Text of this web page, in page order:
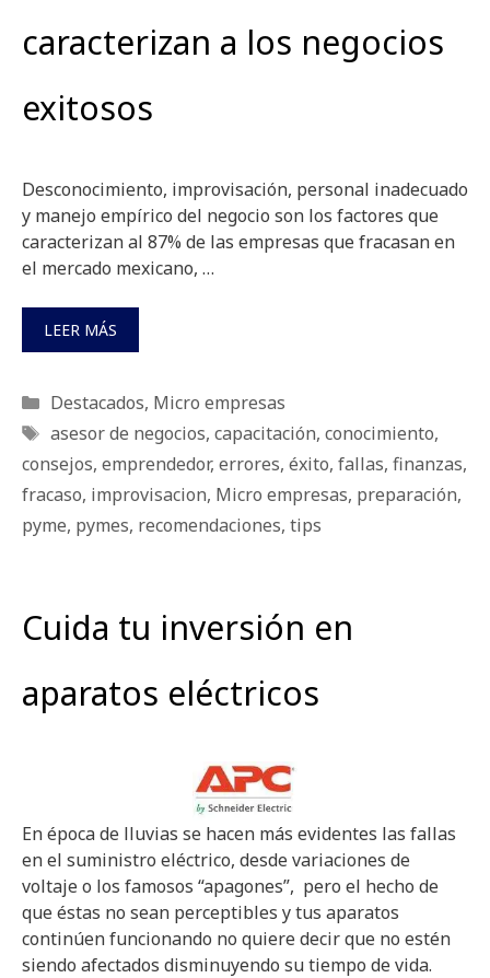
caracterizan a los negocios
exitosos
Desconocimiento, improvisación, personal inadecuado
y manejo empírico del negocio son los factores que
caracterizan al 87% de las empresas que fracasan en
el mercado mexicano, …
LEER MÁS
Categorías
Destacados, Micro empresas
Etiquetas
asesor de negocios, capacitación, conocimiento,
consejos, emprendedor, errores, éxito, fallas, finanzas,
fracaso, improvisacion, Micro empresas, preparación,
pyme, pymes, recomendaciones, tips
Cuida tu inversión en
aparatos eléctricos
En época de lluvias se hacen más evidentes las fallas
en el suministro eléctrico, desde variaciones de
voltaje o los famosos “apagones”, pero el hecho de
que éstas no sean perceptibles y tus aparatos
continúen funcionando no quiere decir que no estén
siendo afectados disminuyendo su tiempo de vida.